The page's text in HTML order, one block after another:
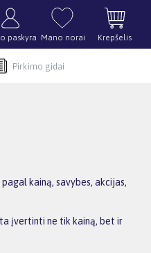
paskyra Mano norai Krepšelis
Pirkimo gidai
kainą, savybes, akcijas,
įvertinti ne tik kainą, bet ir